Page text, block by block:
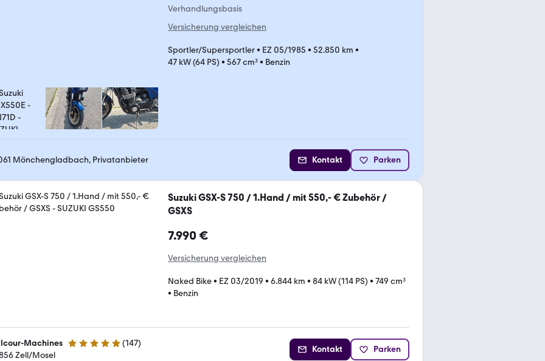
Verhandlungsbasis
Versicherung vergleichen
Sportler/Supersportler• EZ 05/1985 • 52.850 km •
47 kW (64 PS) • 567 cm³• Benzin
Mönchengladbach, Privatanbieter Kontakt Parken
Suzuki GSX-S 750 / 1.Hand / mit 550,- € Zubehör /
GSXS
7.990 €
Versicherung vergleichen
Naked Bike• EZ 03/2019 • 6.844 km • 84 kW (114 PS) • 749 cm³
• Benzin
Machines 5 Sterne (147)
Zell/Mosel
Kontakt Parken